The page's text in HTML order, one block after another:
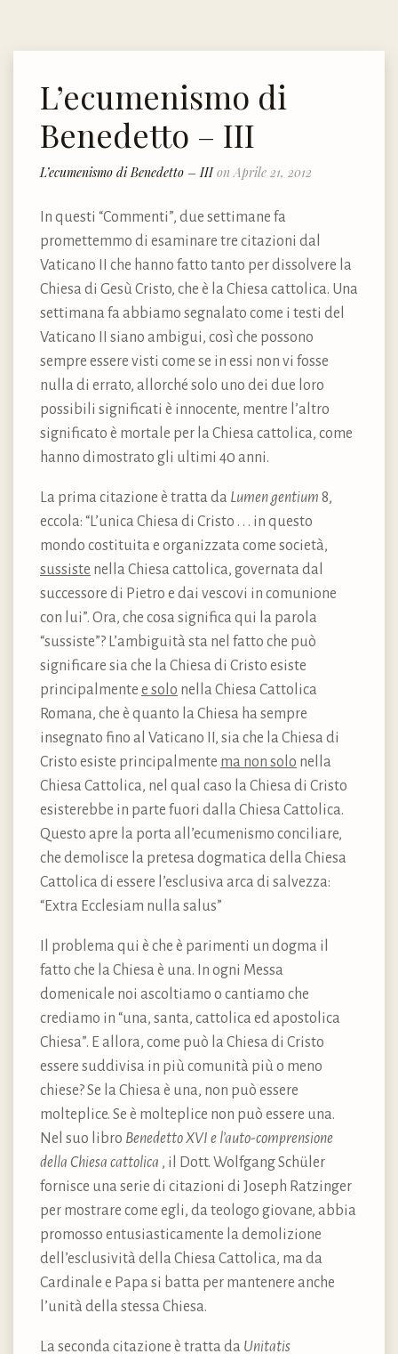
L’ecumenismo di
Benedetto – III
L’ecumenismo di Benedetto – IIIon Aprile 21, 2012
In questi “Commenti”, due settimane fa
promettemmo di esaminare tre citazioni dal
Vaticano II che hanno fatto tanto per dissolvere la
Chiesa di Gesù Cristo, che è la Chiesa cattolica. Una
settimana fa abbiamo segnalato come i testi del
Vaticano II siano ambigui, così che possono
sempre essere visti come se in essi non vi fosse
nulla di errato, allorché solo uno dei due loro
possibili significati è innocente, mentre l’altro
significato è mortale per la Chiesa cattolica, come
hanno dimostrato gli ultimi 40 anni.
La prima citazione è tratta da Lumen gentium 8,
eccola: “L’unica Chiesa di Cristo . . . in questo
mondo costituita e organizzata come società,
sussiste nella Chiesa cattolica, governata dal
successore di Pietro e dai vescovi in comunione
con lui”. Ora, che cosa significa qui la parola
“sussiste”? L’ambiguità sta nel fatto che può
significare sia che la Chiesa di Cristo esiste
principalmente e solo nella Chiesa Cattolica
Romana, che è quanto la Chiesa ha sempre
insegnato fino al Vaticano II, sia che la Chiesa di
Cristo esiste principalmente ma non solo nella
Chiesa Cattolica, nel qual caso la Chiesa di Cristo
esisterebbe in parte fuori dalla Chiesa Cattolica.
Questo apre la porta all’ecumenismo conciliare,
che demolisce la pretesa dogmatica della Chiesa
Cattolica di essere l’esclusiva arca di salvezza:
“Extra Ecclesiam nulla salus”
Il problema qui è che è parimenti un dogma il
fatto che la Chiesa è una. In ogni Messa
domenicale noi ascoltiamo o cantiamo che
crediamo in “una, santa, cattolica ed apostolica
Chiesa”. E allora, come può la Chiesa di Cristo
essere suddivisa in più comunità più o meno
chiese? Se la Chiesa è una, non può essere
molteplice. Se è molteplice non può essere una.
Nel suo libro Benedetto XVI e l’auto-comprensione
della Chiesa cattolica , il Dott. Wolfgang Schüler
fornisce una serie di citazioni di Joseph Ratzinger
per mostrare come egli, da teologo giovane, abbia
promosso entusiasticamente la demolizione
dell’esclusività della Chiesa Cattolica, ma da
Cardinale e Papa si batta per mantenere anche
l’unità della stessa Chiesa.
La seconda citazione è tratta da Unitatis